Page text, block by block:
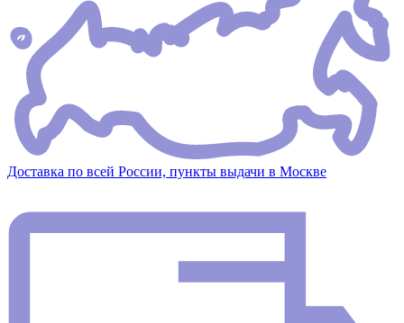
Доставка по всей России, пункты выдачи в Москве